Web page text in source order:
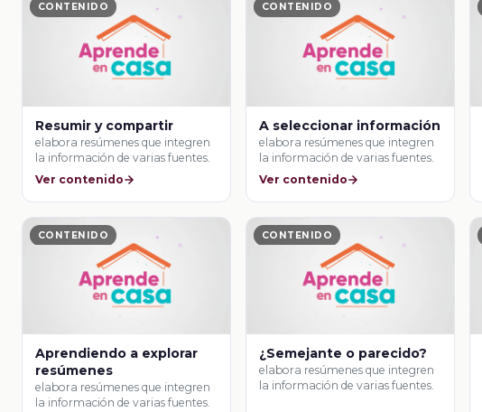
CONTENIDO
Resumir y compartir
elabora resúmenes que integren
la información de varias fuentes.
Ver contenido
CONTENIDO
A seleccionar información
elabora resúmenes que integren
la información de varias fuentes.
Ver contenido
CONTENIDO
Aprendiendo a explorar
resúmenes
elabora resúmenes que integren
la información de varias fuentes.
CONTENIDO
¿Semejante o parecido?
elabora resúmenes que integren
la información de varias fuentes.